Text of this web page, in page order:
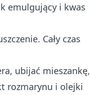
emulgujący i kwas
Cały czas
ubijać mieszankę,
rozmarynu i olejki